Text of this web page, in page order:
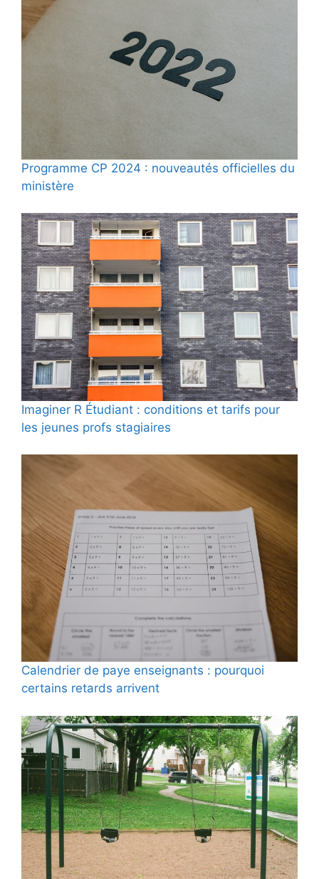
Programme CP 2024 : nouveautés officielles du
ministère
Imaginer R Étudiant : conditions et tarifs pour
les jeunes profs stagiaires
Calendrier de paye enseignants : pourquoi
certains retards arrivent